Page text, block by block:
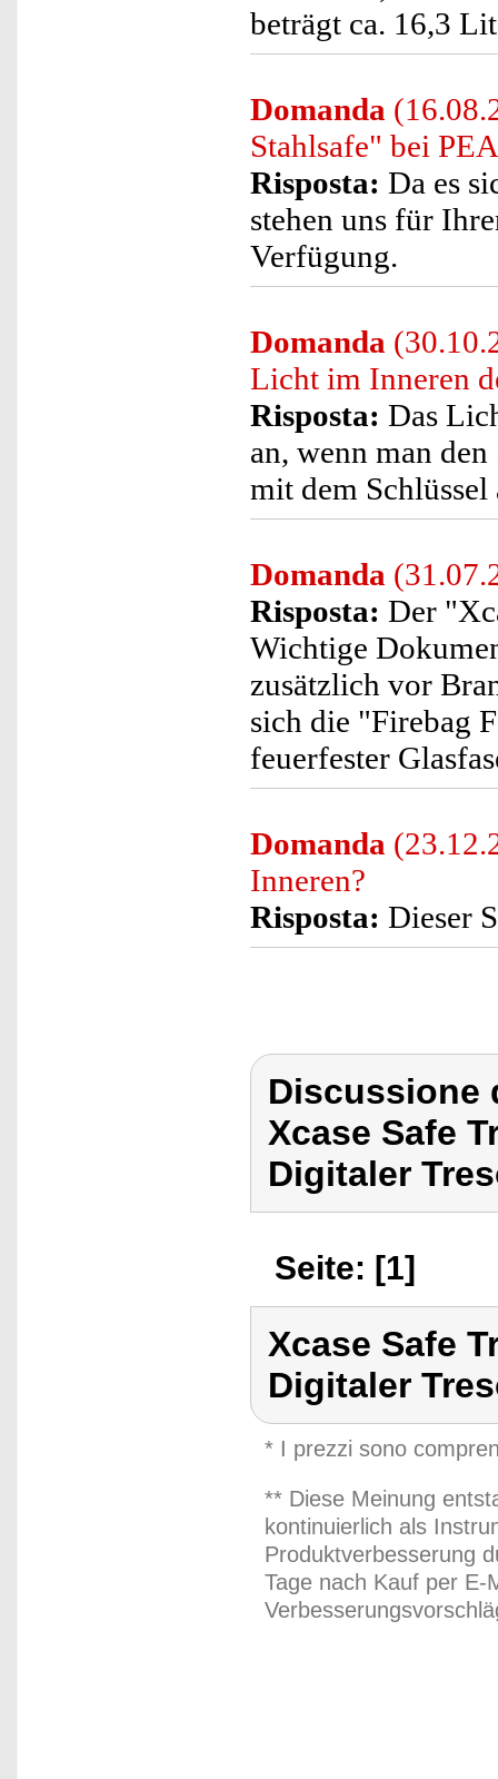
beträgt ca. 16,3
Domanda
Stahlsafe" bei
Risposta: Da es
stehen uns für
Verfügung.
Domanda
Licht im Inneren
Risposta: Das
an, wenn man
mit dem
Domanda
Risposta: Der
Wichtige
zusätzlich vor
sich die "Firebag
feuerfester
Domanda
Inneren?
Risposta: Dieser
Discussione
Xcase Safe
Digitaler
Seite: [1]
Xcase Safe
Digitaler
* I prezzi sono
** Diese Meinung
kontinuierlich als
Produktverbesserung
Tage nach Kauf per E-